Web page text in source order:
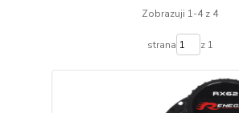
Zobrazuji 1-4 z 4
strana z 1